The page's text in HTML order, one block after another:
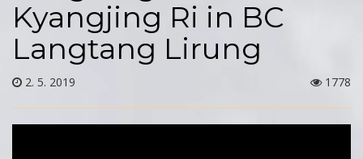
Kyangjing Ri in BC
Langtang Lirung
2. 5. 2019 1778